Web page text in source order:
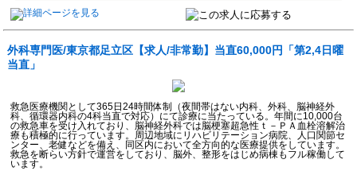
外科専門医/東京都足立区【求人/非常勤】当直60,000円「第2,4日曜
当直」
救急医療機関として365日24時間体制（夜間帯はない内科、外科、脳神経外
科、循環器内科の4科当直で対応）にて診療に当たっている。年間に10,000台
の救急車を受け入れており、脳神経外科では脳梗塞超急性ｔ－ＰＡ血栓溶解治
療も積極的に行っています。周辺地域にリハビリテーション病院、人口関節セ
ンター、老健などを備え、同区内において全方向的な医療提供をしています。
救急を断らい方針で運営をしており、脳外、整形をはじめ病棟もフル稼働して
います。